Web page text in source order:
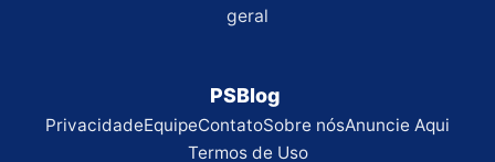
geral
PSBlog
PrivacidadeEquipeContatoSobre nósAnuncie Aqui
Termos de Uso